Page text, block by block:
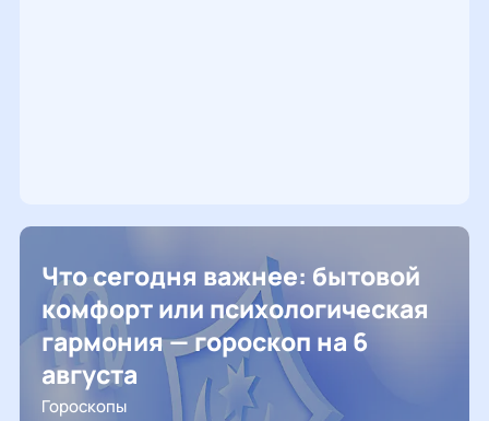
Что сегодня важнее: бытовой
комфорт или психологическая
гармония — гороскоп на 6
августа
Гороскопы